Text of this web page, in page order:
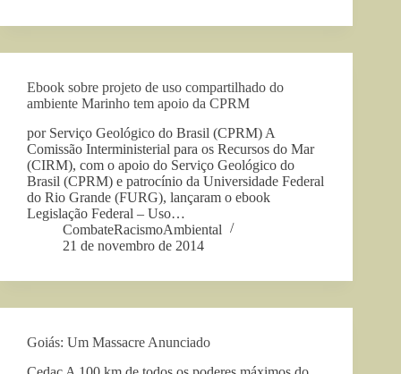
Ebook sobre projeto de uso compartilhado do
ambiente Marinho tem apoio da CPRM
por Serviço Geológico do Brasil (CPRM) A
Comissão Interministerial para os Recursos do Mar
(CIRM), com o apoio do Serviço Geológico do
Brasil (CPRM) e patrocínio da Universidade Federal
do Rio Grande (FURG), lançaram o ebook
Legislação Federal – Uso…
CombateRacismoAmbiental
21 de novembro de 2014
Goiás: Um Massacre Anunciado